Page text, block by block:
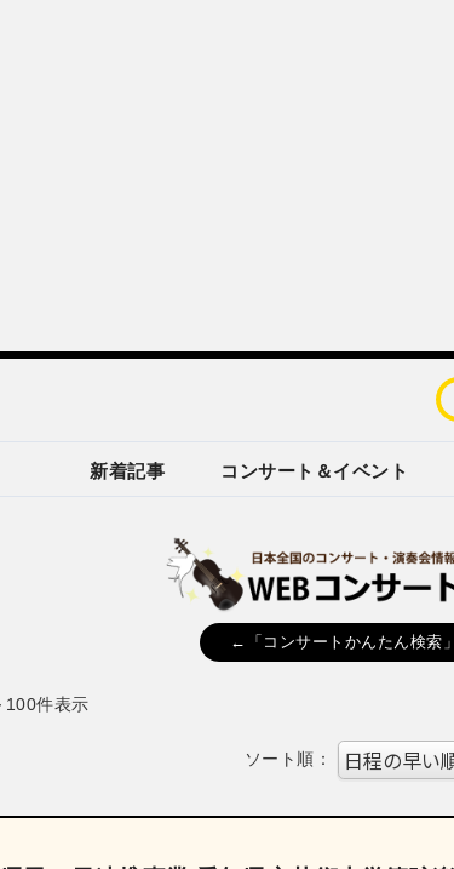
新着記事 コンサート＆イベント
←「コンサートかんたん検索
件表示
ソート順：